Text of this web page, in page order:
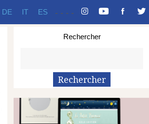
- - - -
DE IT ES
Rechercher